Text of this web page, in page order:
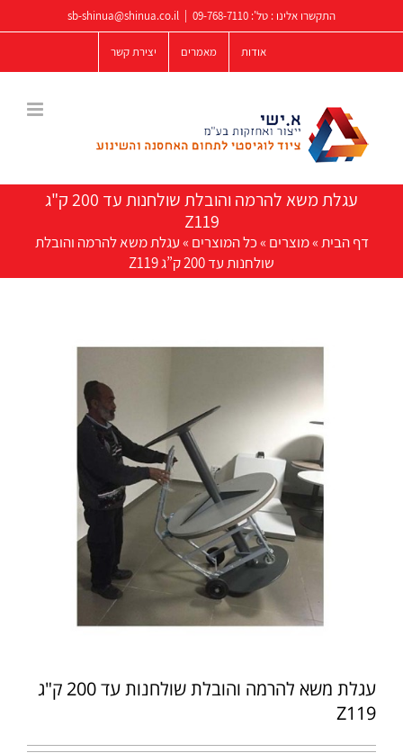
לתוכן
התקשרו אלינו : טל': 09-768-7110
sb-shinua@shinua.co.il
אודות מאמרים יצירת קשר
עגלת משא להרמה והובלת שולחנות עד 200 ק"ג
Z119
דף הבית»מוצרים »כל המוצרים »עגלת משא להרמה והובלת
שולחנות עד 200 ק”ג Z119
עגלת משא להרמה והובלת שולחנות עד 200 ק"ג
Z119